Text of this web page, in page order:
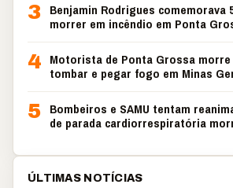
3 Benjamin Rodrigues comemorava
morrer em incêndio em Ponta
4 Motorista de Ponta Grossa
tombar e pegar fogo em Minas
5 Bombeiros e SAMU tentam
de parada cardiorrespiratória
ÚLTIMAS NOTÍCIAS